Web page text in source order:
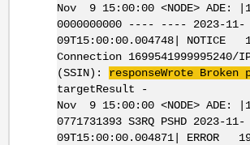
Nov 9 15:00:00 <NODE> ADE:
0000000000 ---- ---- 2023-11-
09T15:00:00.004748| NOTICE
Connection 1699541999995240/
(SSIN): responseWrote Broken
targetResult -
Nov 9 15:00:00 <NODE> ADE:
0771731393 S3RQ PSHD 2023-11-
09T15:00:00.004871| ERROR